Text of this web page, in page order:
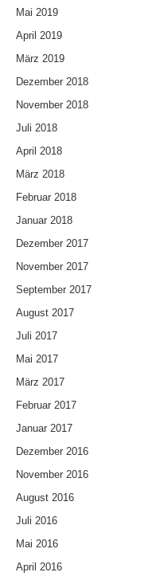
Mai 2019
April 2019
März 2019
Dezember 2018
November 2018
Juli 2018
April 2018
März 2018
Februar 2018
Januar 2018
Dezember 2017
November 2017
September 2017
August 2017
Juli 2017
Mai 2017
März 2017
Februar 2017
Januar 2017
Dezember 2016
November 2016
August 2016
Juli 2016
Mai 2016
April 2016